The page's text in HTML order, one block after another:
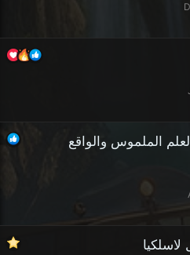
الملموس والواقع
لاسلكيا